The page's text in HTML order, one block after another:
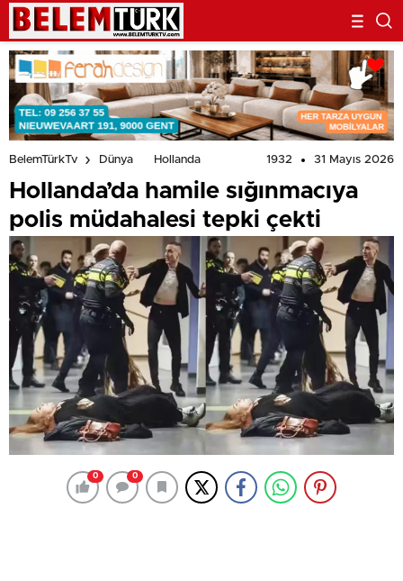
BelemTürkTv Dünya Hollanda 1932 31 Mayıs 2026
Hollanda’da hamile sığınmacıya
polis müdahalesi tepki çekti
0 0